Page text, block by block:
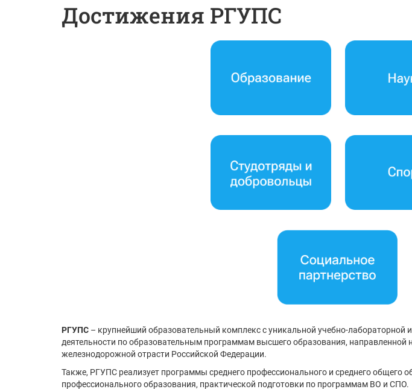
Достижения РГУПС
РГУПС – крупнейший образовательный комплекс с уникальной учебно-
деятельности по образовательным программам высшего образования,
железнодорожной отрасти Российской Федерации.
Также, РГУПС реализует программы среднего профессионального и среднего общего
профессионального образования, практической подготовки по программам ВО и СПО.